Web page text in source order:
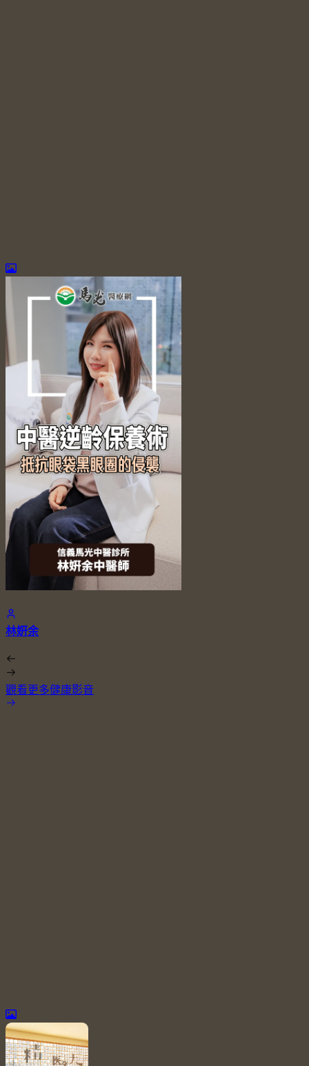
林姸余
觀看更多健康影音